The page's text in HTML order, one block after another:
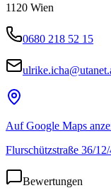
1120 Wien
0680 218 52 15
Auf Google Maps
Flurschützstraße 36/
Bewertungen